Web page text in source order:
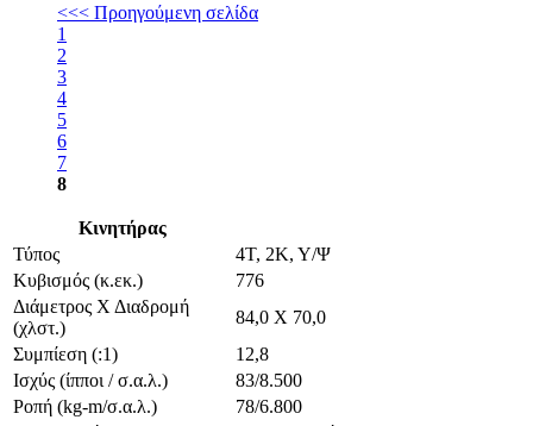
<<< Προηγούμενη σελίδα
1
2
3
4
5
6
7
8
Κινητήρας
Τύπος
4Τ, 2Κ, Υ/Ψ
Κυβισμός (κ.εκ.)
776
Διάμετρος Χ Διαδρομή
(χλστ.)
84,0 Χ 70,0
Συμπίεση (:1)
12,8
Ισχύς (ίπποι / σ.α.λ.)
83/8.500
Ροπή (kg-m/σ.α.λ.)
78/6.800